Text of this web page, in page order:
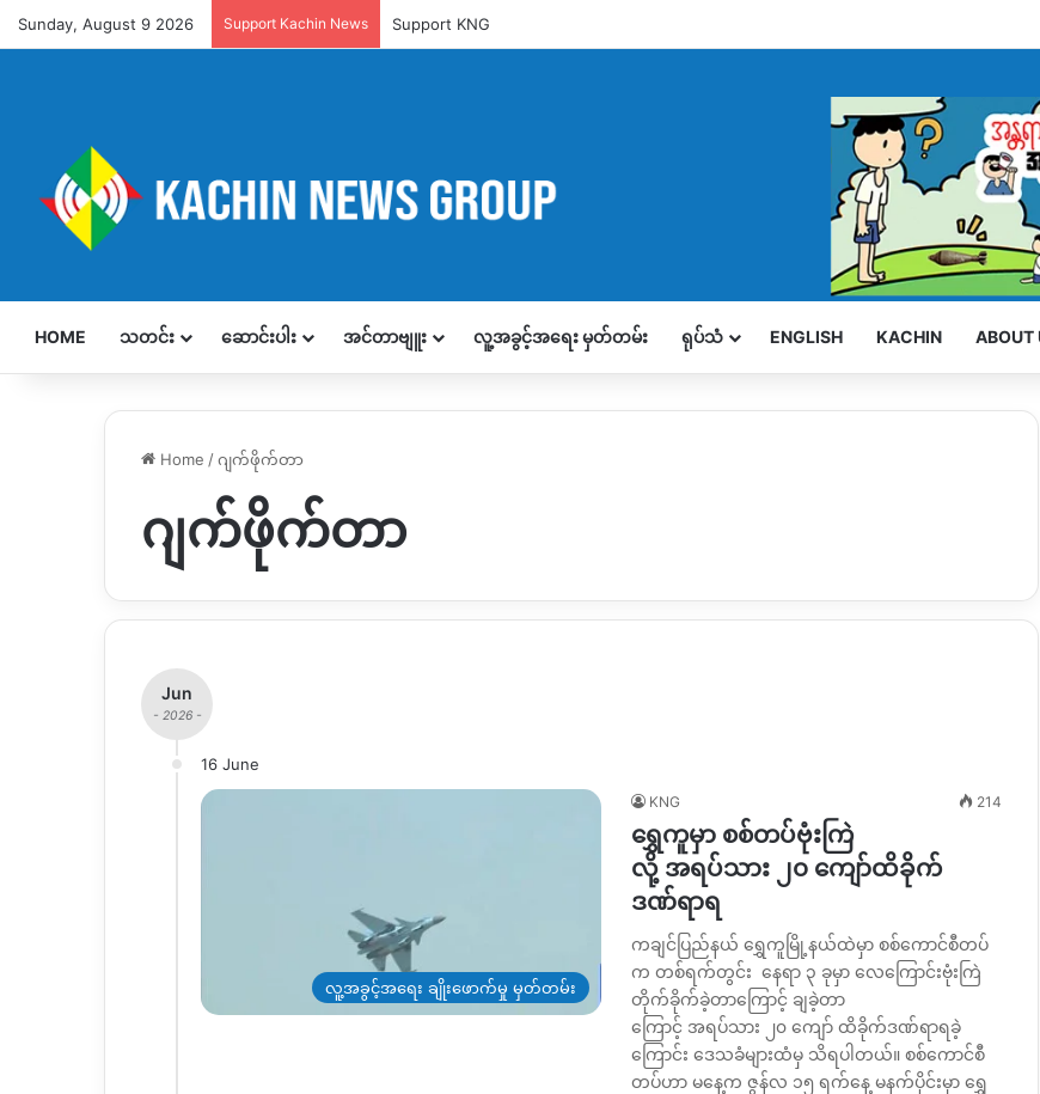
Sunday, August 9 2026 Support Kachin News Support KNG
HOME သတင်း ဆောင်းပါး အင်တာဗျူး လူ့အခွင့်အရေး မှတ်တမ်း ရုပ်သံ ENGLISH KACHIN ABOUT
Home /ဂျက်ဖိုက်တာ
ဂျက်ဖိုက်တာ
Jun
- 2026 -
16 June
လူ့အခွင့်အရေး ချိုးဖောက်မှု မှတ်တမ်း
KNG 214
ရွှေကူမှာ စစ်တပ်ဗုံးကြဲ
လို့ အရပ်သား ၂၀ ကျော်ထိခိုက်
ဒဏ်ရာရ
ကချင်ပြည်နယ် ရွှေကူမြို့နယ်ထဲမှာ စစ်ကောင်စီတပ်
က တစ်ရက်တွင်း နေရာ ၃ ခုမှာ လေကြောင်းဗုံးကြဲ
တိုက်ခိုက်ခဲ့တာကြောင့် ချခဲ့တာ
ကြောင့် အရပ်သား ၂၀ ကျော် ထိခိုက်ဒဏ်ရာရခဲ့
ကြောင်း ဒေသခံများထံမှ သိရပါတယ်။ စစ်ကောင်စီ
တပ်ဟာ မနေ့က ဇွန်လ ၁၅ ရက်နေ့ မနက်ပိုင်းမှာ ရွှေ